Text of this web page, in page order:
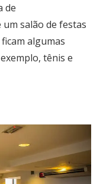
de
salão de festas
algumas
tênis e